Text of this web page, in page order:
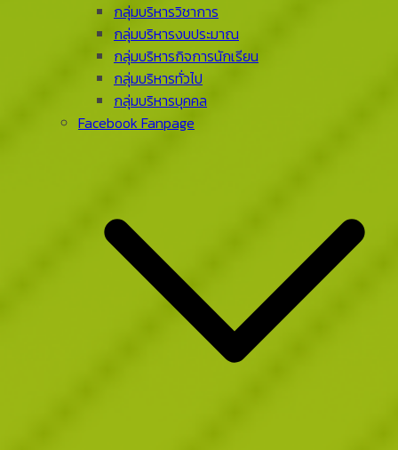
กลุ่มบริหารวิชาการ
กลุ่มบริหารงบประมาณ
กลุ่มบริหารกิจการนักเรียน
กลุ่มบริหารทั่วไป
กลุ่มบริหารบุคคล
Facebook Fanpage